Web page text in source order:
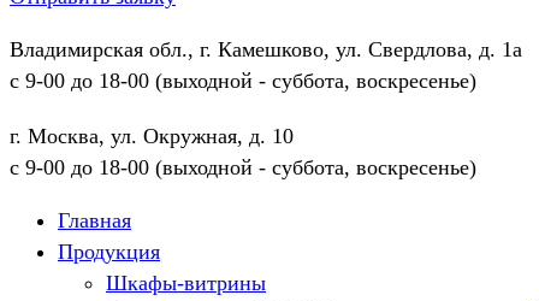
Владимирская обл., г. Камешково, ул. Свердлова, д. 1а
с 9-00 до 18-00 (выходной - суббота, воскресенье)
г. Москва, ул. Окружная, д. 10
с 9-00 до 18-00 (выходной - суббота, воскресенье)
Главная
Продукция
Шкафы-витрины